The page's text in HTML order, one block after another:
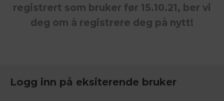
registrert som bruker før 15.10.21, ber vi
deg om å registrere deg på nytt!
Logg inn på eksiterende bruker